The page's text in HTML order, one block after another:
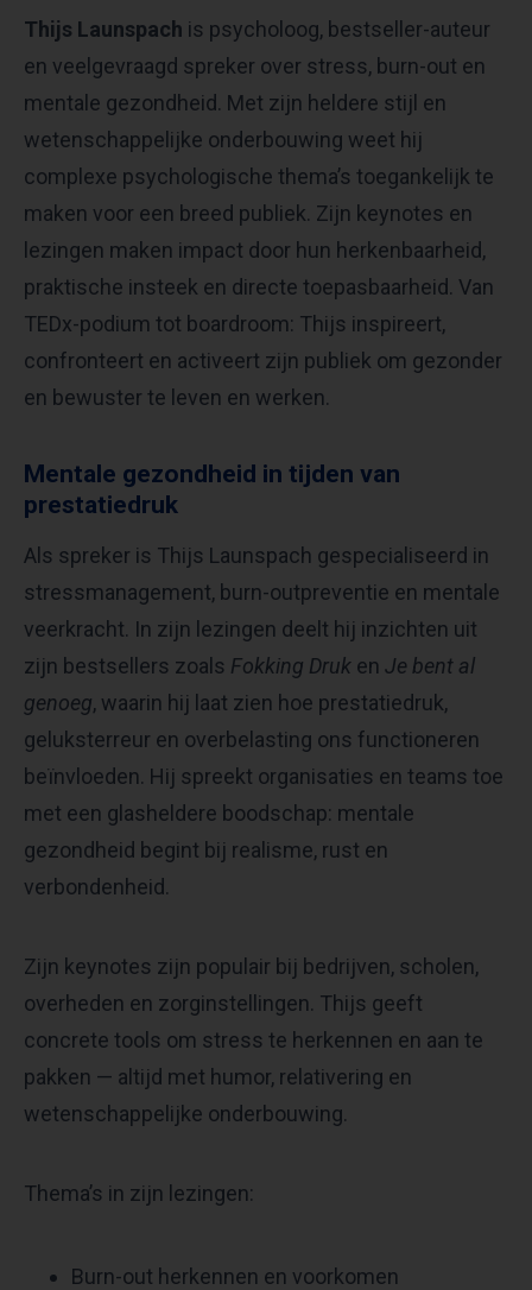
Thijs Launspach is psycholoog, bestseller-auteur
en veelgevraagd spreker over stress, burn-out en
mentale gezondheid. Met zijn heldere stijl en
wetenschappelijke onderbouwing weet hij
complexe psychologische thema’s toegankelijk te
maken voor een breed publiek. Zijn keynotes en
lezingen maken impact door hun herkenbaarheid,
praktische insteek en directe toepasbaarheid. Van
TEDx-podium tot boardroom: Thijs inspireert,
confronteert en activeert zijn publiek om gezonder
en bewuster te leven en werken.
Mentale gezondheid in tijden van
prestatiedruk
Als spreker is Thijs Launspach gespecialiseerd in
stressmanagement, burn-outpreventie en mentale
veerkracht. In zijn lezingen deelt hij inzichten uit
zijn bestsellers zoals Fokking Druk en Je bent al
genoeg, waarin hij laat zien hoe prestatiedruk,
geluksterreur en overbelasting ons functioneren
beïnvloeden. Hij spreekt organisaties en teams toe
met een glasheldere boodschap: mentale
gezondheid begint bij realisme, rust en
verbondenheid.
Zijn keynotes zijn populair bij bedrijven, scholen,
overheden en zorginstellingen. Thijs geeft
concrete tools om stress te herkennen en aan te
pakken — altijd met humor, relativering en
wetenschappelijke onderbouwing.
Thema’s in zijn lezingen:
Burn-out herkennen en voorkomen